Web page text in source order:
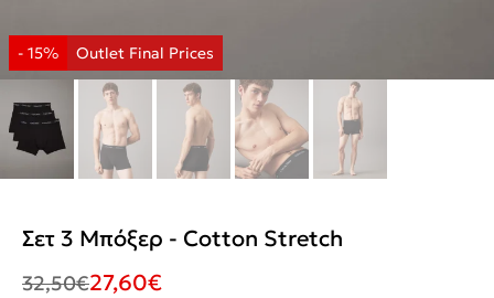
Σετ 3 Μπόξερ - Cotton Stretch
32,50€27,60€